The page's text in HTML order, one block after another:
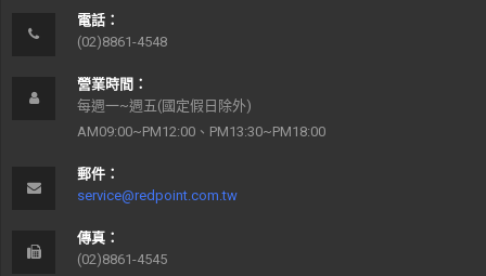
電話：
(02)8861-4548
營業時間：
每週一~週五(國定假日除外)
AM09:00~PM12:00、PM13:30~PM18:00
郵件：
service@redpoint.com.tw
傳真：
(02)8861-4545